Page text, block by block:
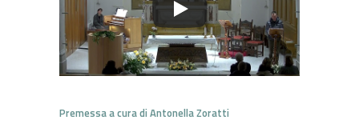
Premessa a cura di Antonella Zoratti